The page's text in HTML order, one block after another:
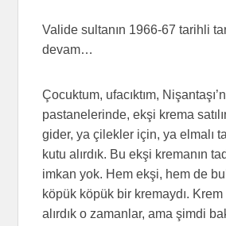
Valide sultanın 1966-67 tarihli
devam…
Çocuktum, ufacıktım,
pastanelerinde, ekşi krema
gider, ya çilekler için, ya elmalı
kutu alırdık. Bu ekşi kremanın
imkan yok. Hem ekşi, hem de
köpük köpük bir kremaydı.
alırdık o zamanlar, ama şimdi